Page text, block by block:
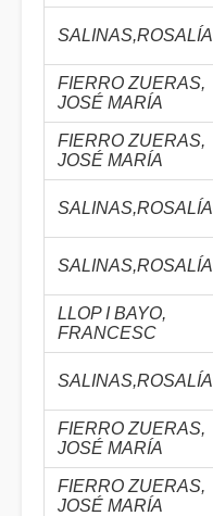
SALINAS,ROSALÍA
FIERRO ZUERAS,
JOSÉ MARÍA
FIERRO ZUERAS,
JOSÉ MARÍA
SALINAS,ROSALÍA
SALINAS,ROSALÍA
LLOP I BAYO,
FRANCESC
SALINAS,ROSALÍA
FIERRO ZUERAS,
JOSÉ MARÍA
FIERRO ZUERAS,
JOSÉ MARÍA